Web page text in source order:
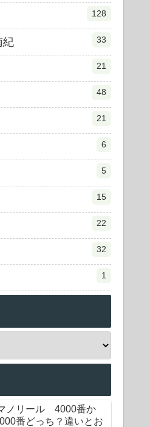
128
紀 33
21
48
21
6
5
15
22
32
1
ノリール 4000番か
番どっち？違いとお